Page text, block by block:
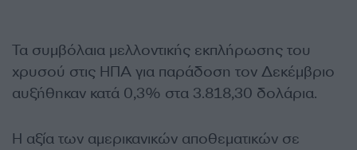
Τα συμβόλαια μελλοντικής εκπλήρωσης του
χρυσού στις ΗΠΑ για παράδοση τον Δεκέμβριο
αυξήθηκαν κατά 0,3% στα 3.818,30 δολάρια.
Η αξία των αμερικανικών αποθεματικών σε